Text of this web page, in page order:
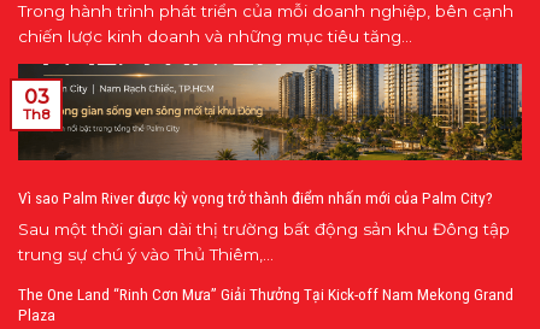
Trong hành trình phát triển của mỗi doanh nghiệp, bên cạnh
chiến lược kinh doanh và những mục tiêu tăng...
Vì sao Palm River được kỳ vọng trở thành điểm nhấn mới của Palm City?
Sau một thời gian dài thị trường bất động sản khu Đông tập
trung sự chú ý vào Thủ Thiêm,...
03
Th8
The One Land “Rinh Cơn Mưa” Giải Thưởng Tại Kick-off Nam Mekong Grand
Plaza